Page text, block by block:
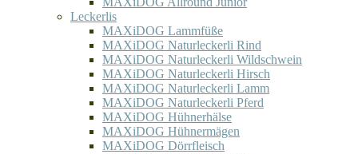
Leckerlis
MAXiDOG Lammfüße
MAXiDOG Naturleckerli Rind
MAXiDOG Naturleckerli Wildschwein
MAXiDOG Naturleckerli Hirsch
MAXiDOG Naturleckerli Lamm
MAXiDOG Naturleckerli Pferd
MAXiDOG Hühnerhälse
MAXiDOG Hühnermägen
MAXiDOG Dörrfleisch